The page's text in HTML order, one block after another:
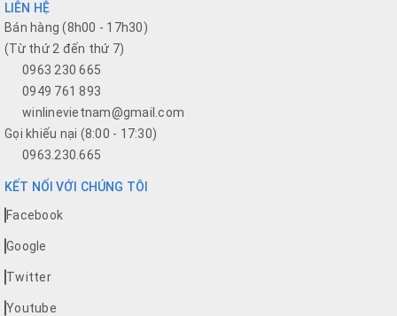
LIÊN HỆ
Bán hàng (8h00 - 17h30)
(Từ thứ 2 đến thứ 7)
0963 230 665
0949 761 893
winlinevietnam@gmail.com
Gọi khiếu nại (8:00 - 17:30)
0963.230.665
KẾT NỐI VỚI CHÚNG TÔI
Facebook
Google
Twitter
Youtube